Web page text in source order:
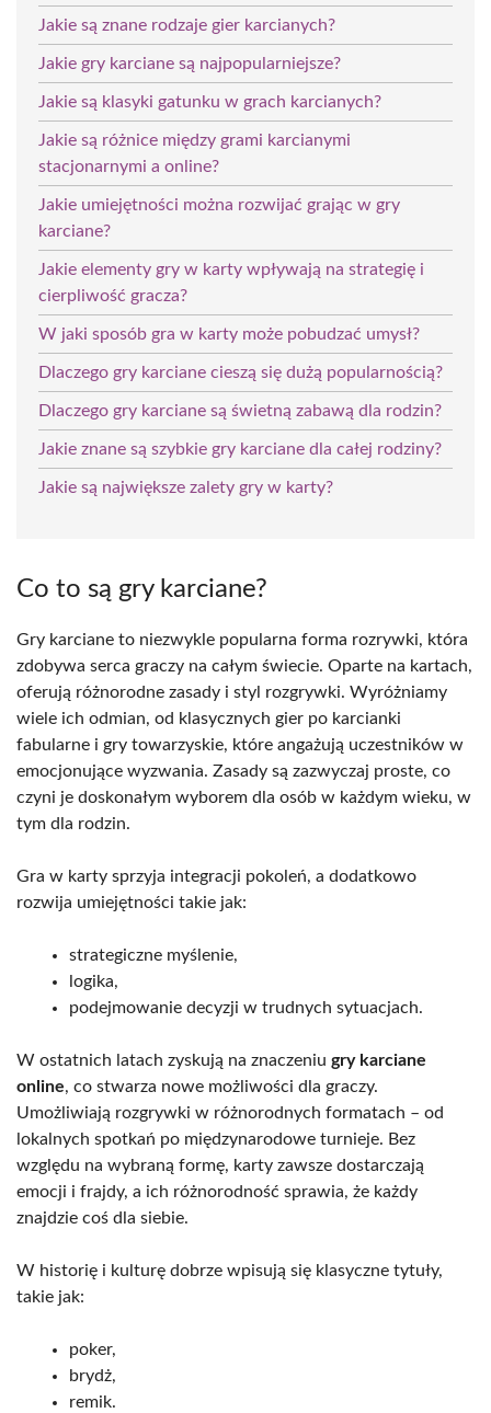
Jakie są znane rodzaje gier karcianych?
Jakie gry karciane są najpopularniejsze?
Jakie są klasyki gatunku w grach karcianych?
Jakie są różnice między grami karcianymi
stacjonarnymi a online?
Jakie umiejętności można rozwijać grając w gry
karciane?
Jakie elementy gry w karty wpływają na strategię i
cierpliwość gracza?
W jaki sposób gra w karty może pobudzać umysł?
Dlaczego gry karciane cieszą się dużą popularnością?
Dlaczego gry karciane są świetną zabawą dla rodzin?
Jakie znane są szybkie gry karciane dla całej rodziny?
Jakie są największe zalety gry w karty?
Co to są gry karciane?
Gry karciane to niezwykle popularna forma rozrywki, która
zdobywa serca graczy na całym świecie. Oparte na kartach,
oferują różnorodne zasady i styl rozgrywki. Wyróżniamy
wiele ich odmian, od klasycznych gier po karcianki
fabularne i gry towarzyskie, które angażują uczestników w
emocjonujące wyzwania. Zasady są zazwyczaj proste, co
czyni je doskonałym wyborem dla osób w każdym wieku, w
tym dla rodzin.
Gra w karty sprzyja integracji pokoleń, a dodatkowo
rozwija umiejętności takie jak:
strategiczne myślenie,
logika,
podejmowanie decyzji w trudnych sytuacjach.
W ostatnich latach zyskują na znaczeniu gry karciane
online, co stwarza nowe możliwości dla graczy.
Umożliwiają rozgrywki w różnorodnych formatach – od
lokalnych spotkań po międzynarodowe turnieje. Bez
względu na wybraną formę, karty zawsze dostarczają
emocji i frajdy, a ich różnorodność sprawia, że każdy
znajdzie coś dla siebie.
W historię i kulturę dobrze wpisują się klasyczne tytuły,
takie jak:
poker,
brydż,
remik.